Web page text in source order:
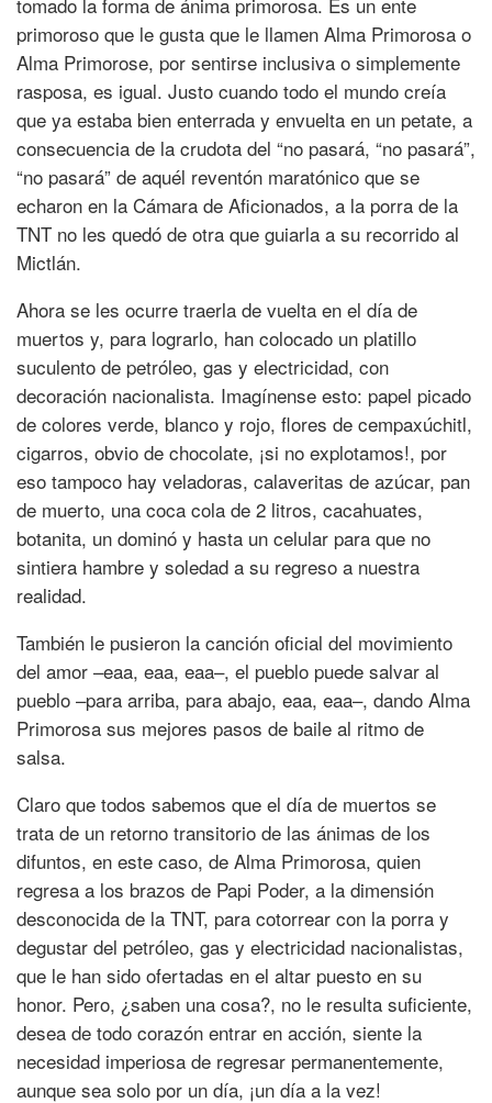
primoroso que le gusta que le llamen Alma Primorosa o
Alma Primorose, por sentirse inclusiva o simplemente
rasposa, es igual. Justo cuando todo el mundo creía
que ya estaba bien enterrada y envuelta en un petate, a
consecuencia de la crudota del “no pasará, “no pasará”,
“no pasará” de aquél reventón maratónico que se
echaron en la Cámara de Aficionados, a la porra de la
TNT no les quedó de otra que guiarla a su recorrido al
Mictlán.
Ahora se les ocurre traerla de vuelta en el día de
muertos y, para lograrlo, han colocado un platillo
suculento de petróleo, gas y electricidad, con
decoración nacionalista. Imagínense esto: papel picado
de colores verde, blanco y rojo, flores de cempaxúchitl,
cigarros, obvio de chocolate, ¡si no explotamos!, por
eso tampoco hay veladoras, calaveritas de azúcar, pan
de muerto, una coca cola de 2 litros, cacahuates,
botanita, un dominó y hasta un celular para que no
sintiera hambre y soledad a su regreso a nuestra
realidad.
También le pusieron la canción oficial del movimiento
del amor –eaa, eaa, eaa–, el pueblo puede salvar al
pueblo –para arriba, para abajo, eaa, eaa–, dando Alma
Primorosa sus mejores pasos de baile al ritmo de
salsa.
Claro que todos sabemos que el día de muertos se
trata de un retorno transitorio de las ánimas de los
difuntos, en este caso, de Alma Primorosa, quien
regresa a los brazos de Papi Poder, a la dimensión
desconocida de la TNT, para cotorrear con la porra y
degustar del petróleo, gas y electricidad nacionalistas,
que le han sido ofertadas en el altar puesto en su
honor. Pero, ¿saben una cosa?, no le resulta suficiente,
desea de todo corazón entrar en acción, siente la
necesidad imperiosa de regresar permanentemente,
aunque sea solo por un día, ¡un día a la vez!